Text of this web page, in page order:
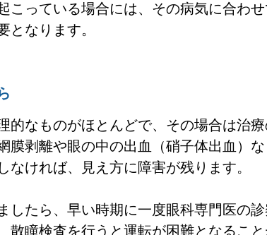
こっている場合には、その病気に合わ
となります。
的なものがほとんどで、その場合は治
膜剥離や眼の中の出血（硝子体出血）
なければ、見え方に障害が残ります。
したら、早い時期に一度眼科専門医の
散瞳検査を行うと運転が困難となるこ